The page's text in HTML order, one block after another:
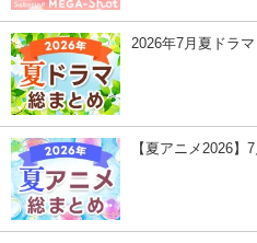
2026年7月夏ドラ
【夏アニメ2026】